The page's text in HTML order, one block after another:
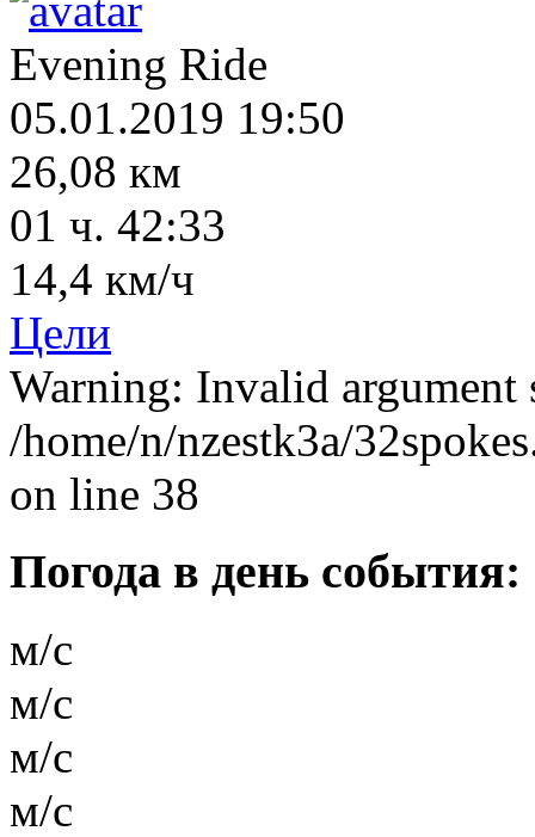
Evening Ride
05.01.2019 19:50
26,08 км
01 ч. 42:33
14,4 км/ч
Цели
Warning: Invalid
/home/n/nzestk3a/
on line 38
Погода в день события:
м/с
м/с
м/с
м/с